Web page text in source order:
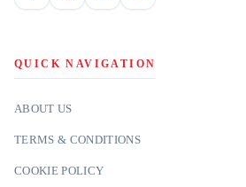
QUICK NAVIGATION
ABOUT US
TERMS & CONDITIONS
COOKIE POLICY